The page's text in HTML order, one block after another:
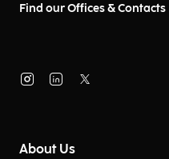
Find our Offices & Contacts
About Us